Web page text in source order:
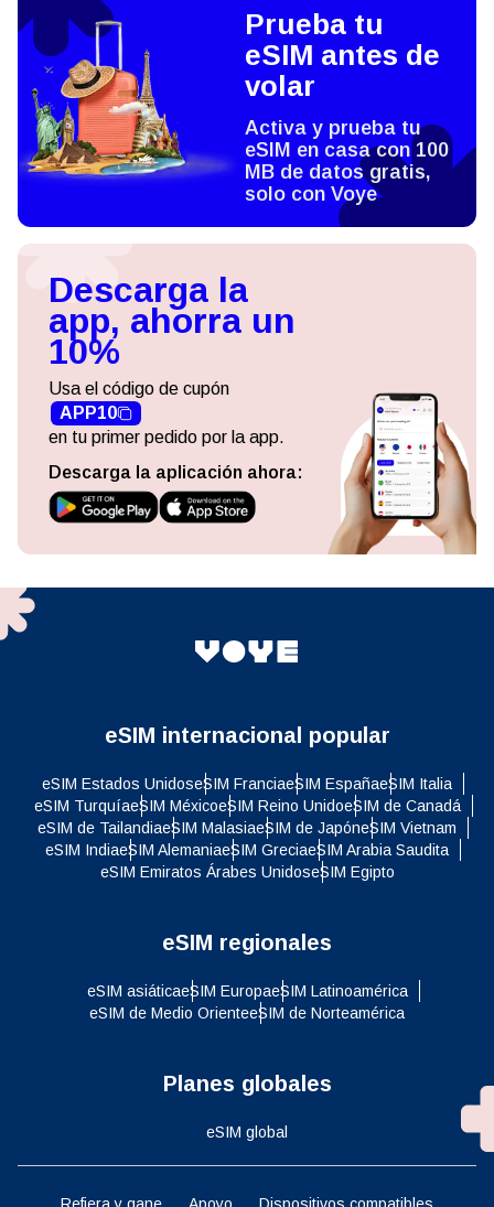
Prueba tu
eSIM antes de
volar
Activa y prueba tu
eSIM en casa con 100
MB de datos gratis,
solo con Voye
Descarga la
app, ahorra un
10%
Usa el código de cupón
APP10
en tu primer pedido por la app.
Descarga la aplicación ahora:
eSIM internacional popular
eSIM Estados UnidoseSIM FranciaeSIM EspañaeSIM Italia
eSIM TurquíaeSIM MéxicoeSIM Reino UnidoeSIM de Canadá
eSIM de TailandiaeSIM MalasiaeSIM de JapóneSIM Vietnam
eSIM IndiaeSIM AlemaniaeSIM GreciaeSIM Arabia Saudita
eSIM Emiratos Árabes UnidoseSIM Egipto
eSIM regionales
eSIM asiáticaeSIM EuropaeSIM Latinoamérica
eSIM de Medio OrienteeSIM de Norteamérica
Planes globales
eSIM global